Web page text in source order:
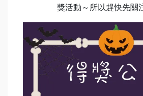
獎活動～所以趕快先關